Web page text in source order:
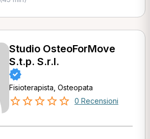
Studio OsteoForMove
S.t.p. S.r.l.
Fisioterapista, Osteopata
0 Recensioni